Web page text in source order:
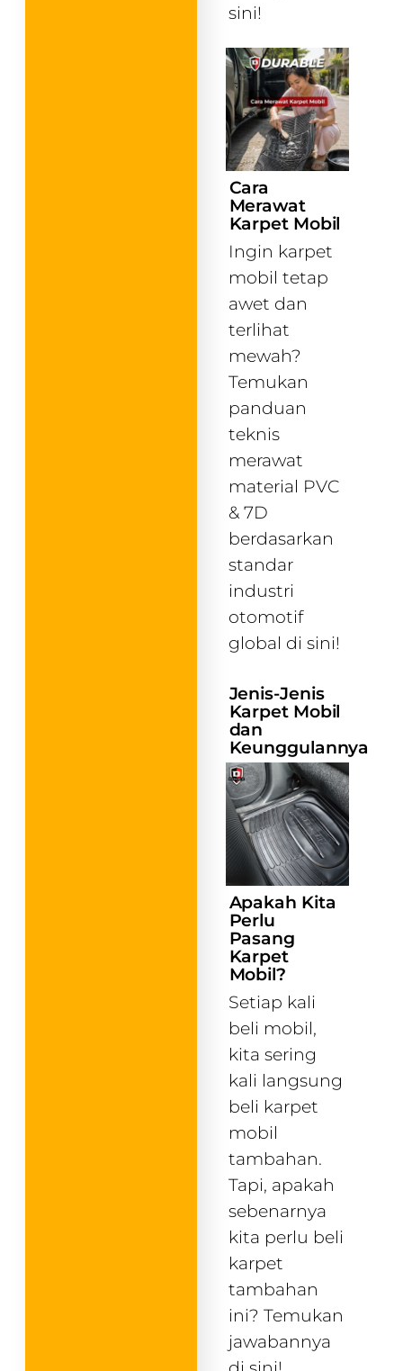
sini!
Cara
Merawat
Karpet Mobil
Ingin karpet
mobil tetap
awet dan
terlihat
mewah?
Temukan
panduan
teknis
merawat
material PVC
& 7D
berdasarkan
standar
industri
otomotif
global di sini!
Jenis-Jenis
Karpet Mobil
dan
Keunggulannya
Apakah Kita
Perlu
Pasang
Karpet
Mobil?
Setiap kali
beli mobil,
kita sering
kali langsung
beli karpet
mobil
tambahan.
Tapi, apakah
sebenarnya
kita perlu beli
karpet
tambahan
ini? Temukan
jawabannya